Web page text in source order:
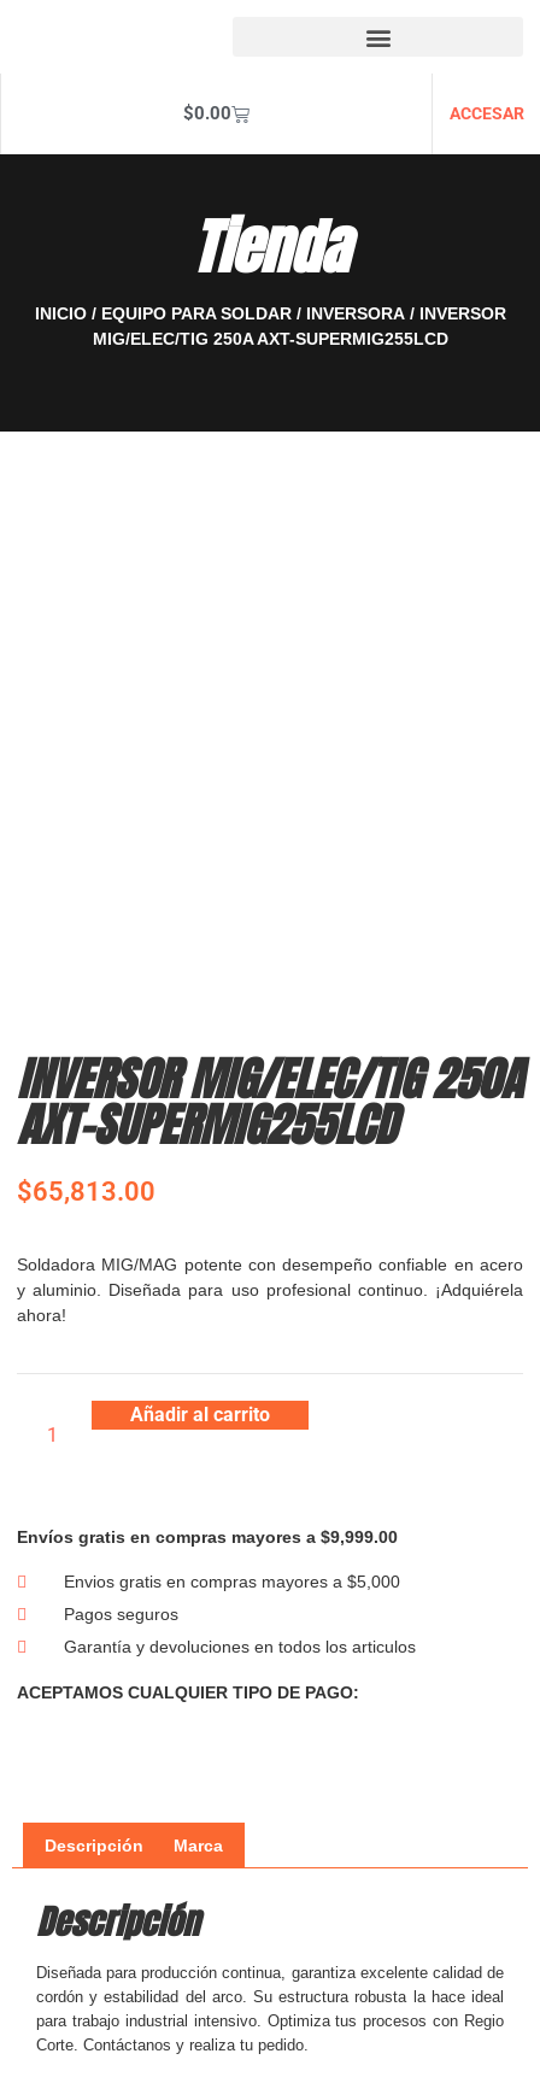
$0.00 ACCESAR
Tienda
INICIO/ EQUIPO PARA SOLDAR/ INVERSORA/ INVERSOR
MIG/ELEC/TIG 250A AXT-SUPERMIG255LCD
INVERSOR MIG/ELEC/TIG 250A
AXT-SUPERMIG255LCD
$65,813.00
Soldadora MIG/MAG potente con desempeño confiable en acero
y aluminio. Diseñada para uso profesional continuo. ¡Adquiérela
ahora!
Añadir al carrito
Envíos gratis en compras mayores a $9,999.00
Envios gratis en compras mayores a $5,000
Pagos seguros
Garantía y devoluciones en todos los articulos
ACEPTAMOS CUALQUIER TIPO DE PAGO:
Descripción Marca
Descripción
Diseñada para producción continua, garantiza excelente calidad de
cordón y estabilidad del arco. Su estructura robusta la hace ideal
para trabajo industrial intensivo. Optimiza tus procesos con Regio
Corte. Contáctanos y realiza tu pedido.